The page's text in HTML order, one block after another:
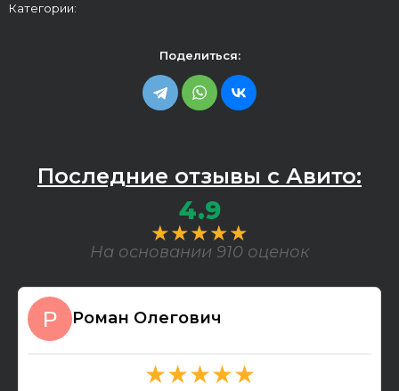
Категории:
Поделиться:
Последние отзывы с Авито:
4.9
★★★★★
На основании 910 оценок
Роман Олегович
★★★★★